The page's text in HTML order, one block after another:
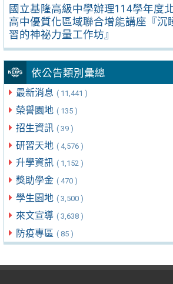
國立基隆高級中學辦理114學年度
高中優質化區域聯合增能講座『沉
習的神祕力量工作坊』
依公告類別彙總
最新消息 ( 11,441 )
榮譽園地 ( 135 )
招生資訊 ( 39 )
研習天地 ( 4,576 )
升學資訊 ( 1,152 )
獎助學金 ( 470 )
學生園地 ( 3,500 )
來文宣導 ( 3,638 )
防疫專區 ( 85 )